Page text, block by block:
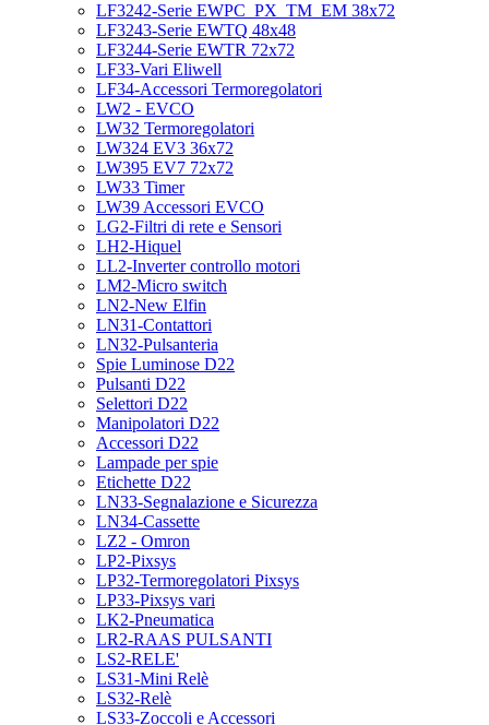
LF3242-Serie EWPC_PX_TM_EM 38x72
LF3243-Serie EWTQ 48x48
LF3244-Serie EWTR 72x72
LF33-Vari Eliwell
LF34-Accessori Termoregolatori
LW2 - EVCO
LW32 Termoregolatori
LW324 EV3 36x72
LW395 EV7 72x72
LW33 Timer
LW39 Accessori EVCO
LG2-Filtri di rete e Sensori
LH2-Hiquel
LL2-Inverter controllo motori
LM2-Micro switch
LN2-New Elfin
LN31-Contattori
LN32-Pulsanteria
Spie Luminose D22
Pulsanti D22
Selettori D22
Manipolatori D22
Accessori D22
Lampade per spie
Etichette D22
LN33-Segnalazione e Sicurezza
LN34-Cassette
LZ2 - Omron
LP2-Pixsys
LP32-Termoregolatori Pixsys
LP33-Pixsys vari
LK2-Pneumatica
LR2-RAAS PULSANTI
LS2-RELE'
LS31-Mini Relè
LS32-Relè
LS33-Zoccoli e Accessori